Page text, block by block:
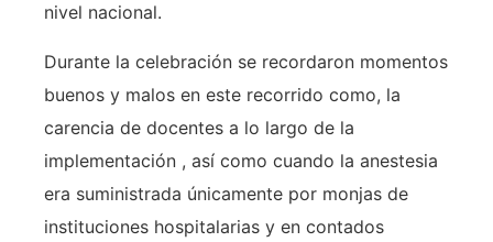
nivel nacional.
Durante la celebración se recordaron momentos
buenos y malos en este recorrido como, la
carencia de docentes a lo largo de la
implementación , así como cuando la anestesia
era suministrada únicamente por monjas de
instituciones hospitalarias y en contados